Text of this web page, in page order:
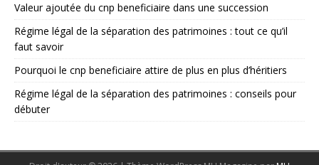
Valeur ajoutée du cnp beneficiaire dans une succession
Régime légal de la séparation des patrimoines : tout ce qu’il
faut savoir
Pourquoi le cnp beneficiaire attire de plus en plus d’héritiers
Régime légal de la séparation des patrimoines : conseils pour
débuter